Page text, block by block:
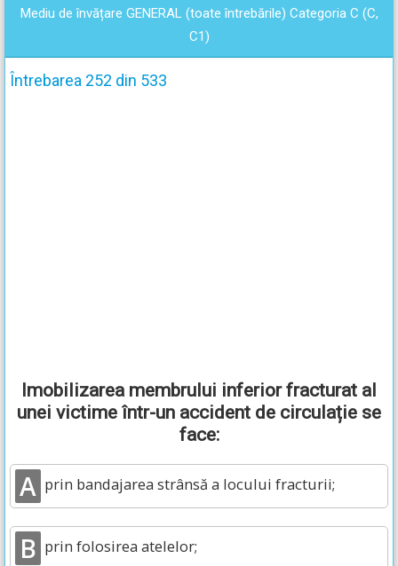
Mediu de învățare GENERAL (toate întrebările) Categoria C (C,
C1)
Întrebarea 252 din 533
Imobilizarea membrului inferior fracturat al
unei victime într-un accident de circulație se
face:
A prin bandajarea strânsă a locului fracturii;
B prin folosirea atelelor;